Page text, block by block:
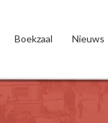
Boekzaal Nieuws